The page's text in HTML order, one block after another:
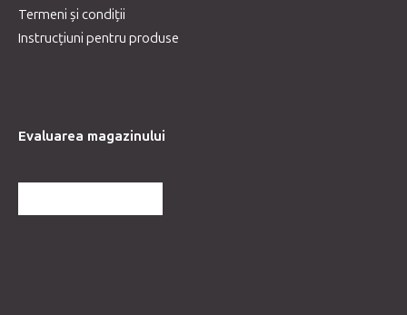
Termeni și condiții
Instrucțiuni pentru produse
Evaluarea magazinului